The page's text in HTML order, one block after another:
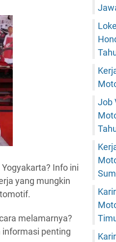
Info ini
yang mungkin
melamarnya?
informasi penting
Job